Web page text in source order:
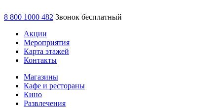
8 800 1000 482 Звонок бесплатный
Акции
Мероприятия
Карта этажей
Контакты
Магазины
Кафе и рестораны
Кино
Развлечения